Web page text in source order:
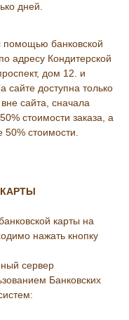
дней.
помощью банковской
адресу Кондитерской
дом 12. и
доступна только
сайта, сначала
стоимости заказа, а
50% стоимости.
карты на
нажать кнопку
сервер
Банковских